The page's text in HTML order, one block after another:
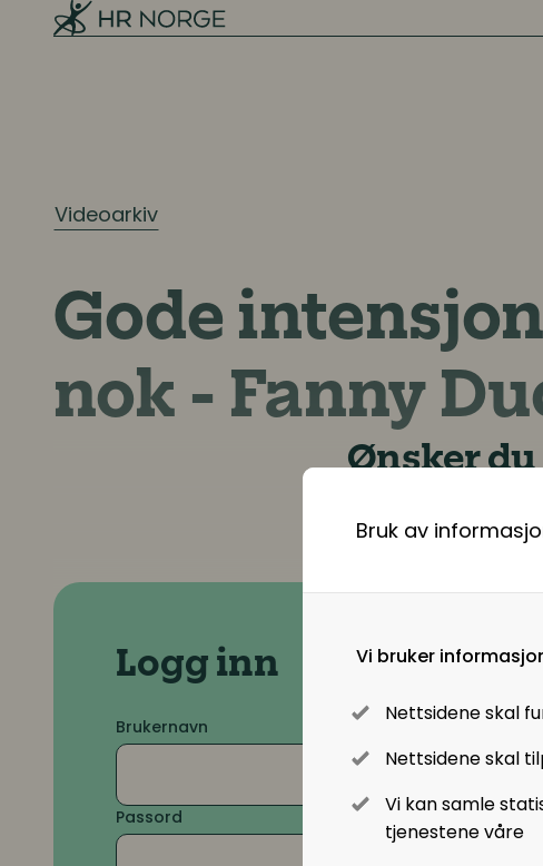
Bruk av
Vi bruker
Nettsidene skal
Nettsidene skal
Vi kan samle
tjenestene våre
Kompetanse
Kompetanse- og talentledelse
Kompetanseutvikling
Lønn og ytelser
Pensjon
Lønnsoppgjøret og tariff
Digitale løsninger innen HR
Videoarkiv
Gode
nok - Fanny
Ønsker du
Logg inn
Brukernavn
Passord